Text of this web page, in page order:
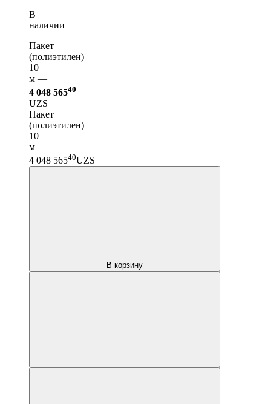
В
наличии
Пакет
(полиэтилен)
10
м —
4 048 56540
UZS
Пакет
(полиэтилен)
10
м
4 048 56540UZS
В корзину